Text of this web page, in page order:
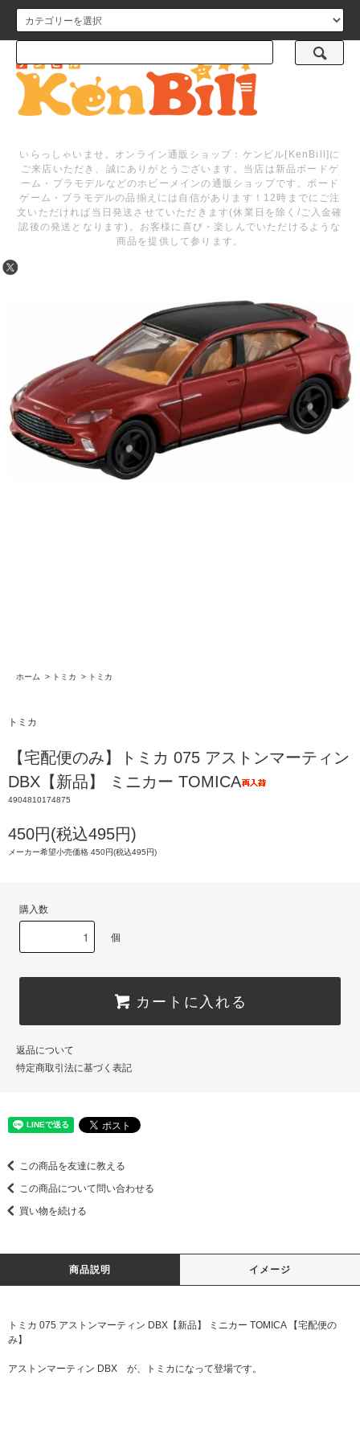
メニュー
いらっしゃいませ。オンライン通販ショップ：ケンビル[KenBill]に
ご来店いただき、誠にありがとうございます。当店は新品ボードゲ
ーム・プラモデルなどのホビーメインの通販ショップです。ボード
ゲーム・プラモデルの品揃えには自信があります！12時までにご注
文いただければ当日発送させていただきます(休業日を除く/ご入金確
認後の発送となります)。お客様に喜び・楽しんでいただけるような
商品を提供して参ります。
ホーム > トミカ > トミカ
トミカ
【宅配便のみ】トミカ 075 アストンマーティン
DBX【新品】 ミニカー TOMICA
4904810174875
450円(税込495円)
メーカー希望小売価格 450円(税込495円)
購入数
個
カートに入れる
返品について
特定商取引法に基づく表記
この商品を友達に教える
この商品について問い合わせる
買い物を続ける
商品説明 イメージ
トミカ 075 アストンマーティン DBX【新品】 ミニカー TOMICA 【宅配便の
み】
アストンマーティン DBX が、トミカになって登場です。